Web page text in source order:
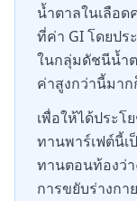
น้ำตาลในเลือ
ที่ค่า GI โดยปร
ในกลุ่มดัชนีน้ำต
ค่าสูงกว่านี้มาก
เพื่อให้ได้ประโ
ทานพาร์เฟต์นี้
ทานตอนท้องว่า
การขยับร่างกา